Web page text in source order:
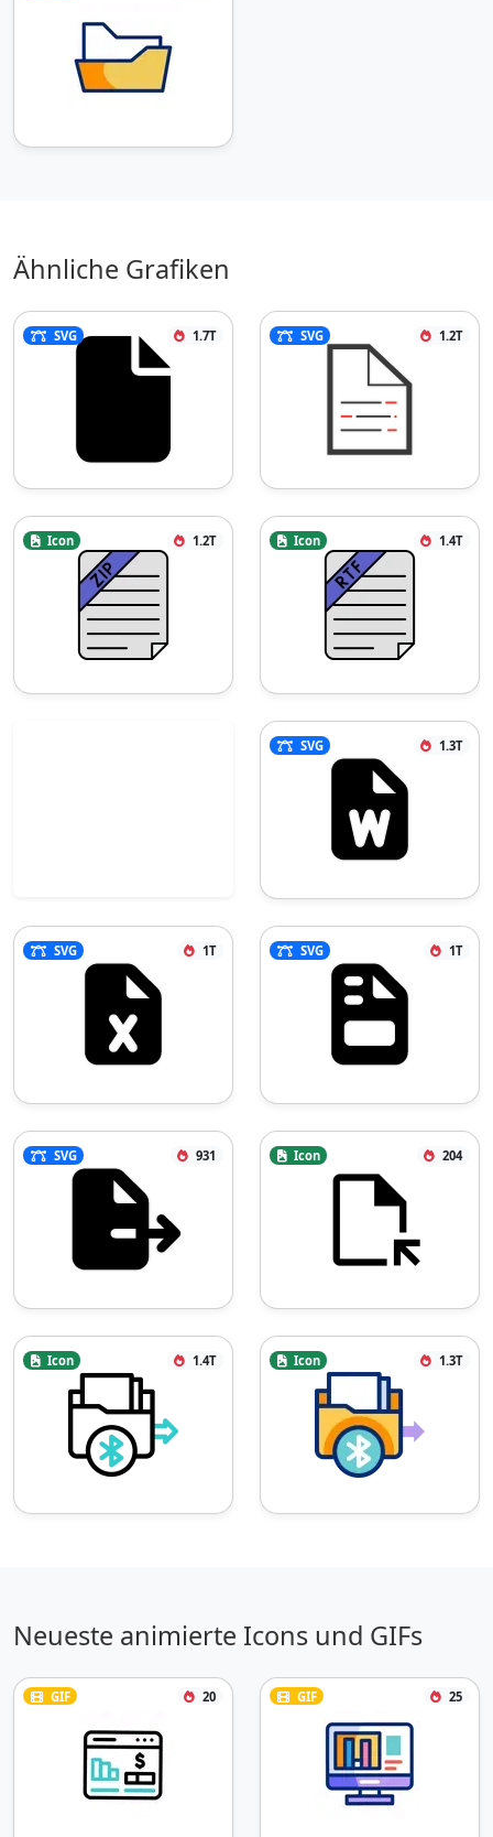
Ähnliche Grafiken
SVG 1.7T SVG 1.2T
Icon 1.2T Icon 1.4T
SVG 1.3T
SVG 1T SVG 1T
SVG 931 Icon 204
Icon 1.4T Icon 1.3T
Neueste animierte Icons und GIFs
GIF 20 GIF 25